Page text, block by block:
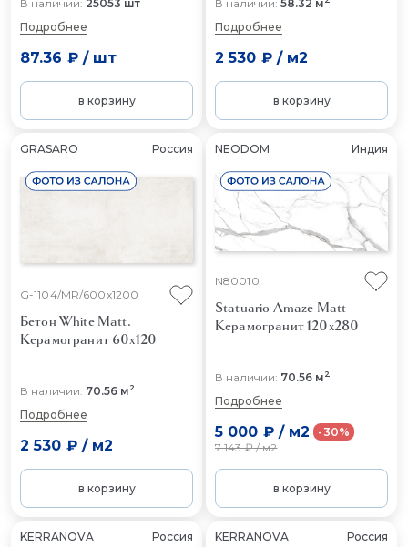
В наличии: 25053 шт
Подробнее
87.36 ₽/ шт
в корзину
В наличии: 58.32 м
Подробнее
2 530 ₽/ м2
в корзину
GRASARO Россия
G-1104/MR/600x1200
Бетон White Matt.
Керамогранит 60x120
В наличии: 70.56 м2
Подробнее
2 530 ₽/ м2
в корзину
NEODOM Индия
N80010
Statuario Amaze Matt
Керамогранит 120x280
В наличии: 70.56 м2
Подробнее
5 000 ₽/ м2
7 143 ₽/м2
-30%
в корзину
KERRANOVA Россия KERRANOVA Россия